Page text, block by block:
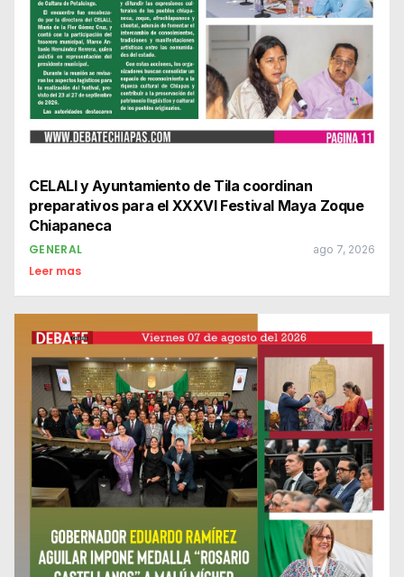
CELALI y Ayuntamiento de Tila coordinan
preparativos para el XXXVI Festival Maya Zoque
Chiapaneca
GENERAL ago 7, 2026
Leer mas